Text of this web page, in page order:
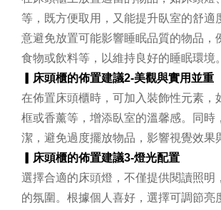
等，既方便取用，又能提升臥室的舒適
意避免放置可能影響睡眠品質的物品，
食物或飲料等，以維持良好的睡眠環境
床頭櫃的佈置建議2-美觀與實用並重
在佈置床頭櫃時，可加入裝飾性元素，
框或香薰等，增添臥室的溫馨感。同時
潔，避免過度擺放物品，影響視覺效果
床頭櫃的佈置建議3-燈光配置
選擇合適的床頭燈，不僅提供閱讀照明
的氛圍。根據個人喜好，選擇可調節亮